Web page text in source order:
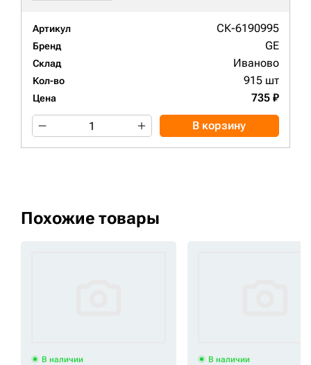
Артикул СК-6190995
Бренд GE
Склад Иваново
Кол-во 915 шт
Цена 735 ₽
В корзину
Похожие товары
В наличии
В наличии